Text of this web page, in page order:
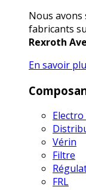
Nous avons
fabricants
Rexroth
En savoir
Vérin
Filtre
FRL